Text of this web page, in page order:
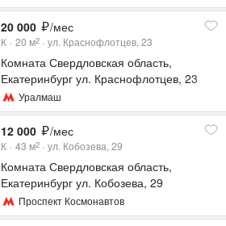
20 000 /мес
К 20 м2 ул. Краснофлотцев, 23
Комната Свердловская область,
Екатеринбург ул. Краснофлотцев, 23
(20.0 м²)
Уралмаш
12 000 /мес
К 43 м2 ул. Кобозева, 29
Комната Свердловская область,
Екатеринбург ул. Кобозева, 29
Проспект Космонавтов